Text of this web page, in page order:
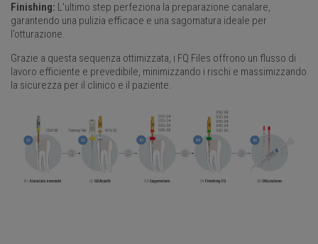
Finishing: L’ultimo step perfeziona la preparazione canalare,
garantendo una pulizia efficace e una sagomatura ideale per
l’otturazione.
Grazie a questa sequenza ottimizzata, i FQ Files offrono un flusso di
lavoro efficiente e prevedibile, minimizzando i rischi e massimizzando
la sicurezza per il clinico e il paziente.